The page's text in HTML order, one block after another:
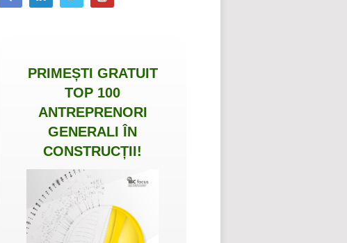
PRIMEȘTI GRATUIT
TOP 100
ANTREPRENORI
GENERALI ÎN
CONSTRUCȚII!